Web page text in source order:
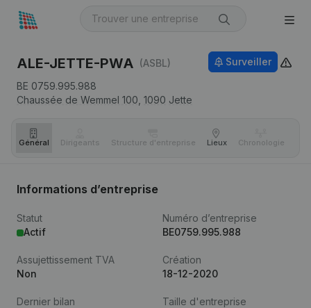
ALE-JETTE-PWA (ASBL)
BE 0759.995.988
Chaussée de Wemmel 100, 1090 Jette
Surveiller
Général Dirigeants Structure d'entreprise Lieux Chronologie
Informations d’entreprise
Statut
Actif
Numéro d’entreprise
BE0759.995.988
Assujettissement TVA
Non
Création
18-12-2020
Dernier bilan
Taille d'entreprise